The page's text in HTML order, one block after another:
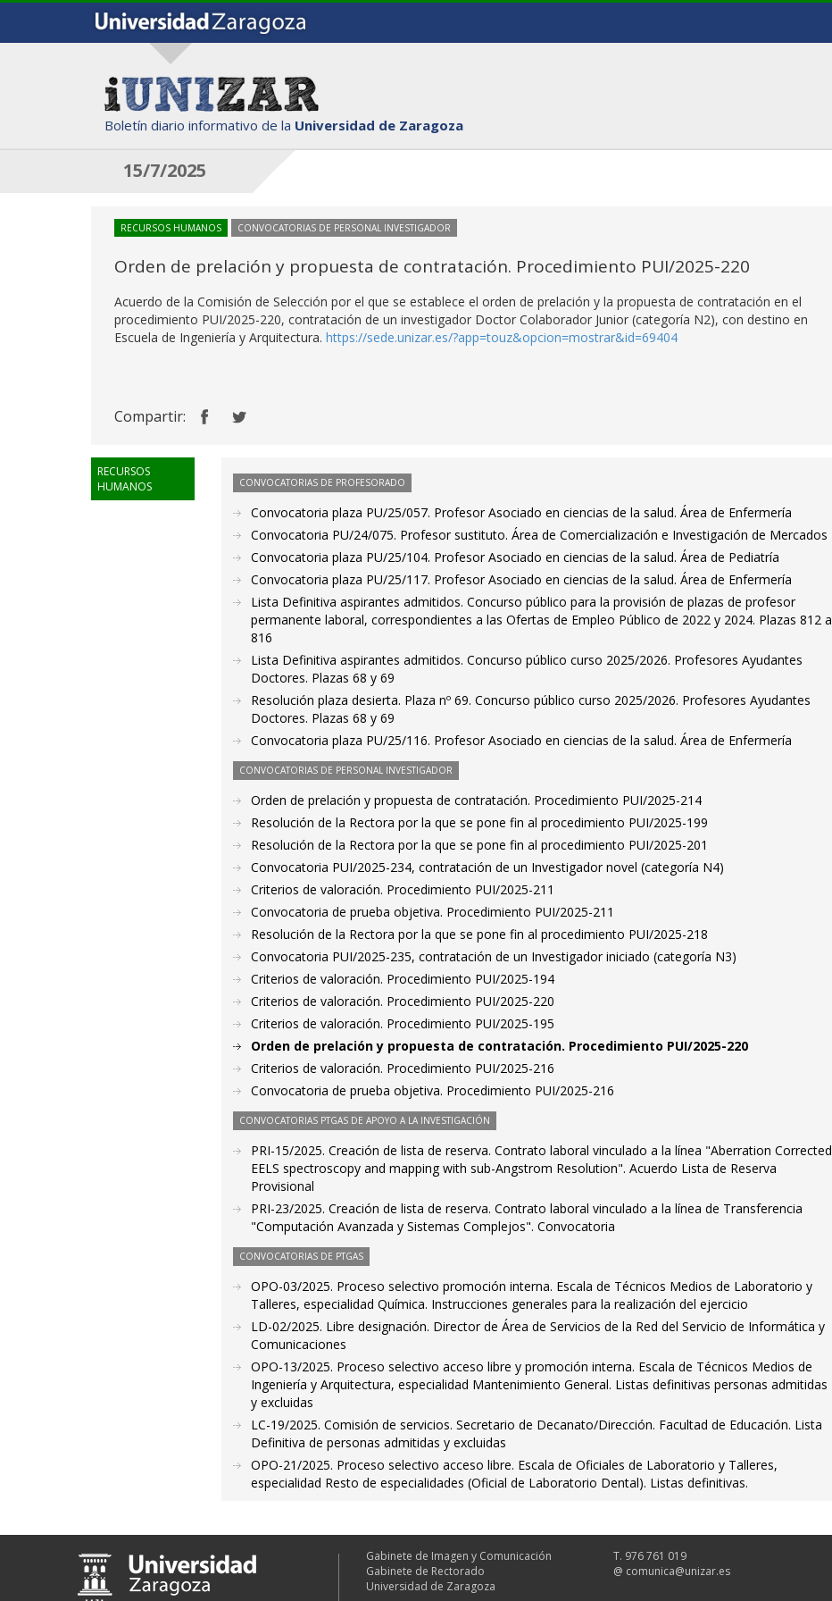
Boletín diario informativo de la Universidad de Zaragoza
15/7/2025
RECURSOS HUMANOS CONVOCATORIAS DE PERSONAL INVESTIGADOR
Orden de prelación y propuesta de contratación. Procedimiento PUI/2025-220
Acuerdo de la Comisión de Selección por el que se establece el orden de prelación y la propuesta de contratación en el
procedimiento PUI/2025-220, contratación de un investigador Doctor Colaborador Junior (categoría N2), con destino en
Escuela de Ingeniería y Arquitectura. https://sede.unizar.es/?app=touz&opcion=mostrar&id=69404
Compartir:
RECURSOS
HUMANOS
CONVOCATORIAS DE PROFESORADO
Convocatoria plaza PU/25/057. Profesor Asociado en ciencias de la salud. Área de Enfermería
Convocatoria PU/24/075. Profesor sustituto. Área de Comercialización e Investigación de Mercados
Convocatoria plaza PU/25/104. Profesor Asociado en ciencias de la salud. Área de Pediatría
Convocatoria plaza PU/25/117. Profesor Asociado en ciencias de la salud. Área de Enfermería
Lista Definitiva aspirantes admitidos. Concurso público para la provisión de plazas de profesor
permanente laboral, correspondientes a las Ofertas de Empleo Público de 2022 y 2024. Plazas 812 a
816
Lista Definitiva aspirantes admitidos. Concurso público curso 2025/2026. Profesores Ayudantes
Doctores. Plazas 68 y 69
Resolución plaza desierta. Plaza nº 69. Concurso público curso 2025/2026. Profesores Ayudantes
Doctores. Plazas 68 y 69
Convocatoria plaza PU/25/116. Profesor Asociado en ciencias de la salud. Área de Enfermería
CONVOCATORIAS DE PERSONAL INVESTIGADOR
Orden de prelación y propuesta de contratación. Procedimiento PUI/2025-214
Resolución de la Rectora por la que se pone fin al procedimiento PUI/2025-199
Resolución de la Rectora por la que se pone fin al procedimiento PUI/2025-201
Convocatoria PUI/2025-234, contratación de un Investigador novel (categoría N4)
Criterios de valoración. Procedimiento PUI/2025-211
Convocatoria de prueba objetiva. Procedimiento PUI/2025-211
Resolución de la Rectora por la que se pone fin al procedimiento PUI/2025-218
Convocatoria PUI/2025-235, contratación de un Investigador iniciado (categoría N3)
Criterios de valoración. Procedimiento PUI/2025-194
Criterios de valoración. Procedimiento PUI/2025-220
Criterios de valoración. Procedimiento PUI/2025-195
Orden de prelación y propuesta de contratación. Procedimiento PUI/2025-220
Criterios de valoración. Procedimiento PUI/2025-216
Convocatoria de prueba objetiva. Procedimiento PUI/2025-216
CONVOCATORIAS PTGAS DE APOYO A LA INVESTIGACIÓN
PRI-15/2025. Creación de lista de reserva. Contrato laboral vinculado a la línea "Aberration Corrected
EELS spectroscopy and mapping with sub-Angstrom Resolution". Acuerdo Lista de Reserva
Provisional
PRI-23/2025. Creación de lista de reserva. Contrato laboral vinculado a la línea de Transferencia
"Computación Avanzada y Sistemas Complejos". Convocatoria
CONVOCATORIAS DE PTGAS
OPO-03/2025. Proceso selectivo promoción interna. Escala de Técnicos Medios de Laboratorio y
Talleres, especialidad Química. Instrucciones generales para la realización del ejercicio
LD-02/2025. Libre designación. Director de Área de Servicios de la Red del Servicio de Informática y
Comunicaciones
OPO-13/2025. Proceso selectivo acceso libre y promoción interna. Escala de Técnicos Medios de
Ingeniería y Arquitectura, especialidad Mantenimiento General. Listas definitivas personas admitidas
y excluidas
LC-19/2025. Comisión de servicios. Secretario de Decanato/Dirección. Facultad de Educación. Lista
Definitiva de personas admitidas y excluidas
OPO-21/2025. Proceso selectivo acceso libre. Escala de Oficiales de Laboratorio y Talleres,
especialidad Resto de especialidades (Oficial de Laboratorio Dental). Listas definitivas.
Gabinete de Imagen y Comunicación
Gabinete de Rectorado
Universidad de Zaragoza
T. 976 761 019
@ comunica@unizar.es